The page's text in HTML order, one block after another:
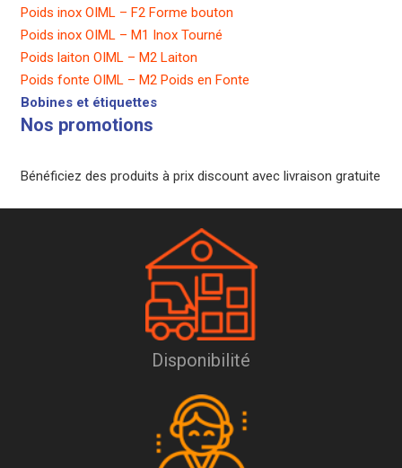
Poids inox OIML – F2 Forme bouton
Poids inox OIML – M1 Inox Tourné
Poids laiton OIML – M2 Laiton
Poids fonte OIML – M2 Poids en Fonte
Bobines et étiquettes
Nos promotions
Bénéficiez des produits à prix discount avec livraison gratuite
Disponibilité